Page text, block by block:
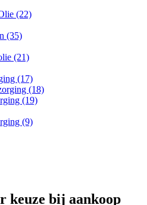
(22)
(35)
(21)
(17)
(18)
(19)
(9)
keuze bij aankoop